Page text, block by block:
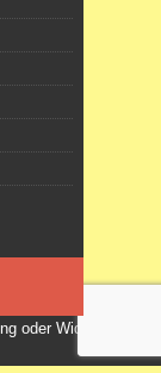
oder Widerruf von